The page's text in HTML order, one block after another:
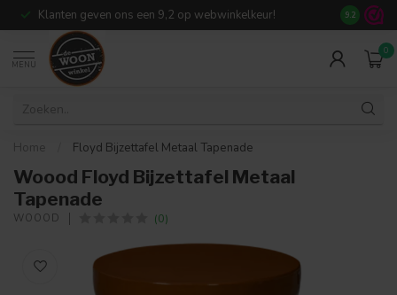
Klanten geven ons een 9,2 op webwinkelkeur! Meer dan
9.2
MENU
0
Home Floyd Bijzettafel Metaal Tapenade
Woood Floyd Bijzettafel Metaal
Tapenade
WOOOD (0)